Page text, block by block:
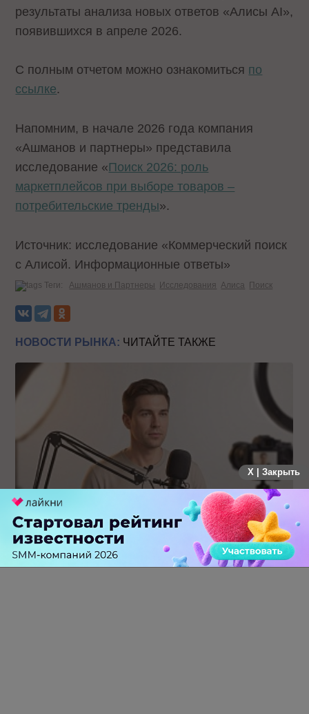
результаты анализа новых ответов «Алисы AI»,
появившихся в апреле 2026.
С полным отчетом можно ознакомиться по
ссылке.
Напомним, в начале 2026 года компания
«Ашманов и партнеры» представила
исследование «Поиск 2026: роль
маркетплейсов при выборе товаров –
потребительские тренды».
Источник: исследование «Коммерческий поиск
с Алисой. Информационные ответы»
Теги: Ашманов и Партнеры Исследования Алиса Поиск
НОВОСТИ РЫНКА: ЧИТАЙТЕ ТАКЖЕ
Российский рынок инфлюенс-маркетинга вошел в фазу
стагнации после нескольких лет роста
X | Закрыть